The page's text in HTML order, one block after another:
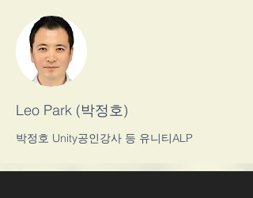
Leo Park (박정호)
박정호 Unity공인강사 등 유니티ALP